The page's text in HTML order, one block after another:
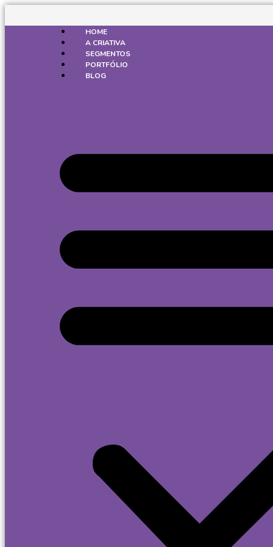
HOME
A CRIATIVA
SEGMENTOS
PORTFÓLIO
BLOG